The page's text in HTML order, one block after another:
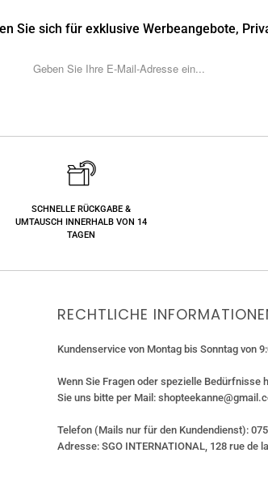
Sie sich für exklusive Werbeangebote,
SCHNELLE RÜCKGABE &
UMTAUSCH INNERHALB VON 14
TAGEN
RECHTLICHE
Kundenservice von Montag bis Sonntag von
Wenn Sie Fragen oder spezielle Bedürfnisse
Sie uns bitte per Mail:
Telefon (Mails nur für den Kundendienst):
Adresse: SGO INTERNATIONAL, 128 rue de